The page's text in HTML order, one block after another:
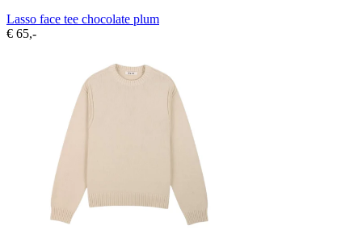
Lasso face tee chocolate plum
€ 65,-